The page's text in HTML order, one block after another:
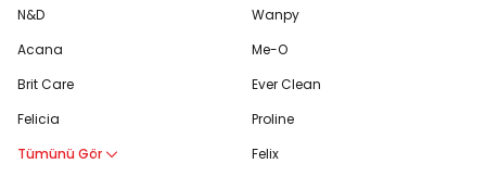
N&D
Acana
Brit Care
Felicia
Tümünü Gör
Wanpy
Me-O
Ever Clean
Proline
Felix